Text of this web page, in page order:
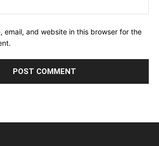
email, and website in this browser for the